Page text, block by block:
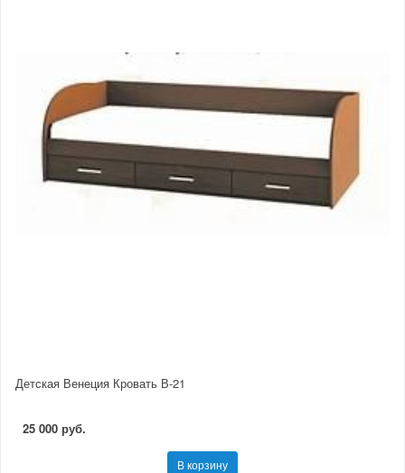
Детская Венеция Кровать В-21
25 000 руб.
В корзину